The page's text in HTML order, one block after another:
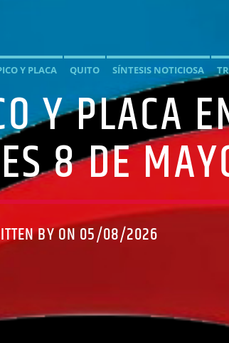
Y PLACA QUITO SÍNTESIS NOTICIOSA
Y PLACA
8 DE
BY ON 05/08/2026